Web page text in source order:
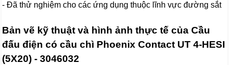
- Đã thử nghiệm cho các ứng dụng thuộc lĩnh vực đường sắt
Bản vẽ kỹ thuật và hình ảnh thực tế của Cầu
đấu điện có cầu chì Phoenix Contact UT 4-HESI
(5X20) - 3046032